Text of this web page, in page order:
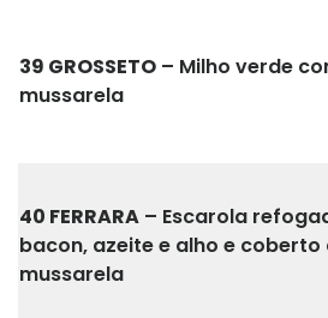
39 GROSSETO – Milho verde
mussarela
40 FERRARA – Escarola
bacon, azeite e alho e coberto
mussarela